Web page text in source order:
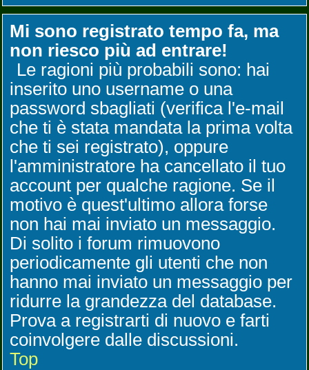
Mi sono registrato tempo fa, ma
non riesco più ad entrare!
Le ragioni più probabili sono: hai
inserito uno username o una
password sbagliati (verifica l'e-mail
che ti è stata mandata la prima volta
che ti sei registrato), oppure
l'amministratore ha cancellato il tuo
account per qualche ragione. Se il
motivo è quest'ultimo allora forse
non hai mai inviato un messaggio.
Di solito i forum rimuovono
periodicamente gli utenti che non
hanno mai inviato un messaggio per
ridurre la grandezza del database.
Prova a registrarti di nuovo e farti
coinvolgere dalle discussioni.
Top